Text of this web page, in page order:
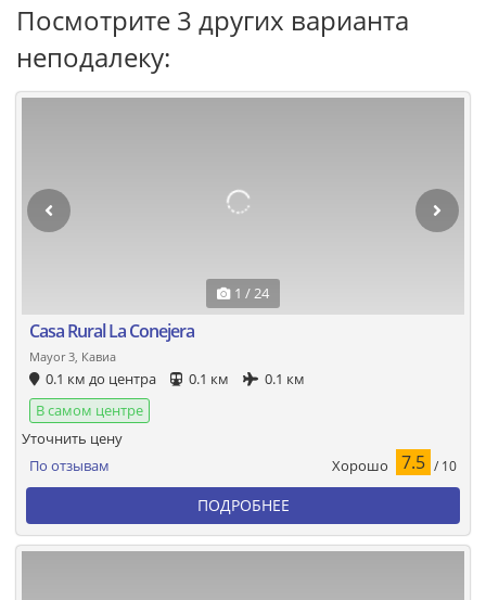
Посмотрите 3 других варианта
неподалеку:
1 / 24
Casa Rural La Conejera
Mayor 3, Кавиа
0.1 км до центра 0.1 км
0.1 км
В самом центре
По отзывам Хорошо 7.5 / 10
Уточнить цену
ПОДРОБНЕЕ